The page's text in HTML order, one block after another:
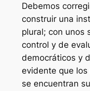
Debemos
construir una
plural; con unos
control y de
democráticos y
evidente que
se encuentran